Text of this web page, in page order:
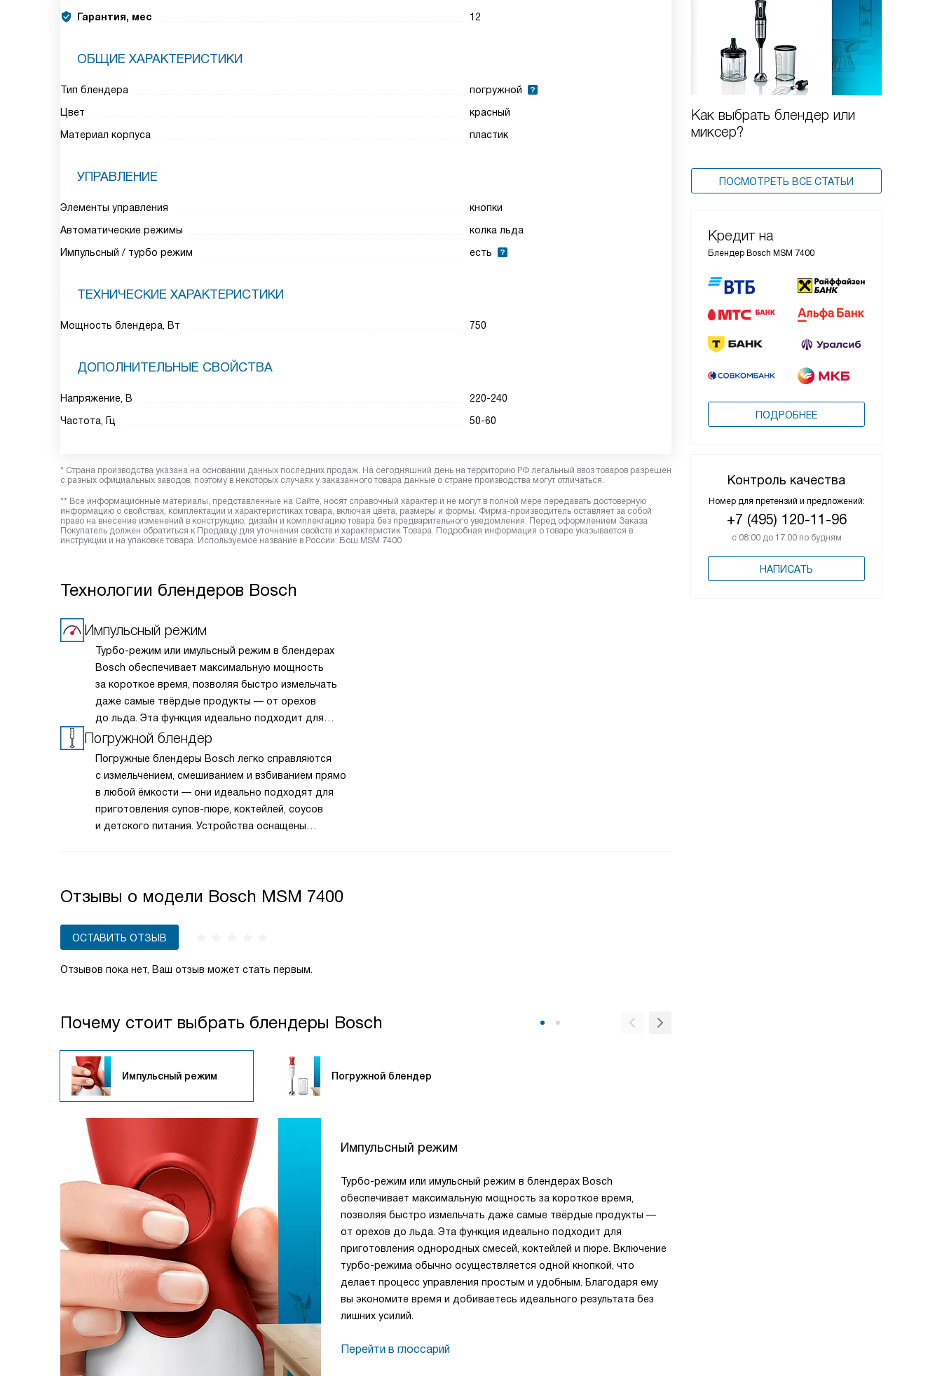
Как выбрать блендер или
миксер?
ПОСМОТРЕТЬ ВСЕ СТАТЬИ
Кредит на
Блендер Bosch MSM 7400
ПОДРОБНЕЕ
Контроль качества
Номер для претензий и предложений:
+7 (495) 120-11-96
с 08:00 до 17:00 по будням
НАПИСАТЬ
Гарантия, мес 12
ОБЩИЕ ХАРАКТЕРИСТИКИ
Тип блендера
погружной
Цвет
красный
Материал корпуса
пластик
УПРАВЛЕНИЕ
Элементы управления
кнопки
Автоматические режимы
колка льда
Импульсный / турбо режим
есть
ТЕХНИЧЕСКИЕ ХАРАКТЕРИСТИКИ
Мощность блендера, Вт 750
ДОПОЛНИТЕЛЬНЫЕ СВОЙСТВА
Напряжение, В
220-240
Частота, Гц
50-60
* Страна производства указана на основании данных последних продаж. На сегодняшний день на территорию РФ легальный ввоз товаров разрешен
с разных официальных заводов, поэтому в некоторых случаях у заказанного товара данные о стране производства могут отличаться.
** Все информационные материалы, представленные на Сайте, носят справочный характер и не могут в полной мере передавать достоверную
информацию о свойствах, комплектации и характеристиках товара, включая цвета, размеры и формы. Фирма-производитель оставляет за собой
право на внесение изменений в конструкцию, дизайн и комплектацию товара без предварительного уведомления. Перед оформлением Заказа
Покупатель должен обратиться к Продавцу для уточнения свойств и характеристик Товара. Подробная информация о товаре указывается в
инструкции и на упаковке товара. Используемое название в России: Бош MSM 7400
Технологии блендеров Bosch
Импульсный режим
Турбо-режим или имульсный режим в блендерах
Bosch обеспечивает максимальную мощность
за короткое время, позволяя быстро измельчать
даже самые твёрдые продукты — от орехов
до льда. Эта функция идеально подходит для
приготовления однородных смесей, коктейлей
Погружной блендер
Погружные блендеры Bosch легко справляются
с измельчением, смешиванием и взбиванием прямо
в любой ёмкости — они идеально подходят для
приготовления супов-пюре, коктейлей, соусов
и детского питания. Устройства оснащены
модели комплектуются дополнительными
подготовки. Блендеры Bosch — это практичный
выбор для тех, кто ценит качество
Отзывы о модели Bosch MSM 7400
ОСТАВИТЬ ОТЗЫВ
Отзывов пока нет, Ваш отзыв может стать первым.
Почему стоит выбрать блендеры Bosch
Импульсный режим Погружной блендер
Импульсный режим
Турбо-режим или имульсный режим в блендерах Bosch
обеспечивает максимальную мощность за короткое время,
позволяя быстро измельчать даже самые твёрдые продукты —
от орехов до льда. Эта функция идеально подходит для
приготовления однородных смесей, коктейлей и пюре. Включение
турбо-режима обычно осуществляется одной кнопкой, что
делает процесс управления простым и удобным. Благодаря ему
вы экономите время и добиваетесь идеального результата без
лишних усилий.
Перейти в глоссарий